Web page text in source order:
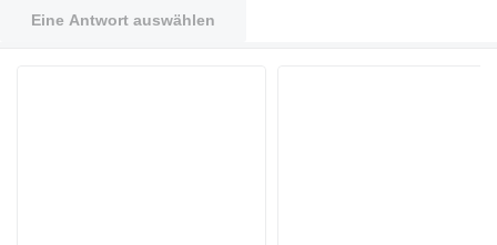
Eine Antwort auswählen